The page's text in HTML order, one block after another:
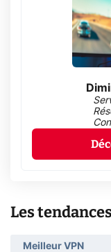
Les tendances
Meilleur VPN